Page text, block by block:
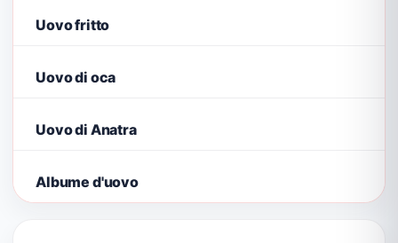
Uovo fritto
Uovo di oca
Uovo di Anatra
Albume d'uovo